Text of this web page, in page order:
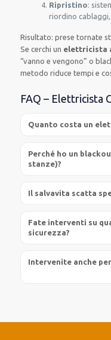
Ripristino:
riordino
Risultato: prese tornate
Se cerchi un elettricista
“vanno e vengono” o
metodo riduce tempi e
FAQ – Elettricista
Quanto costa un
Perché ho un
stanze)?
Il salvavita scatta
Fate interventi su
sicurezza?
Intervenite anche